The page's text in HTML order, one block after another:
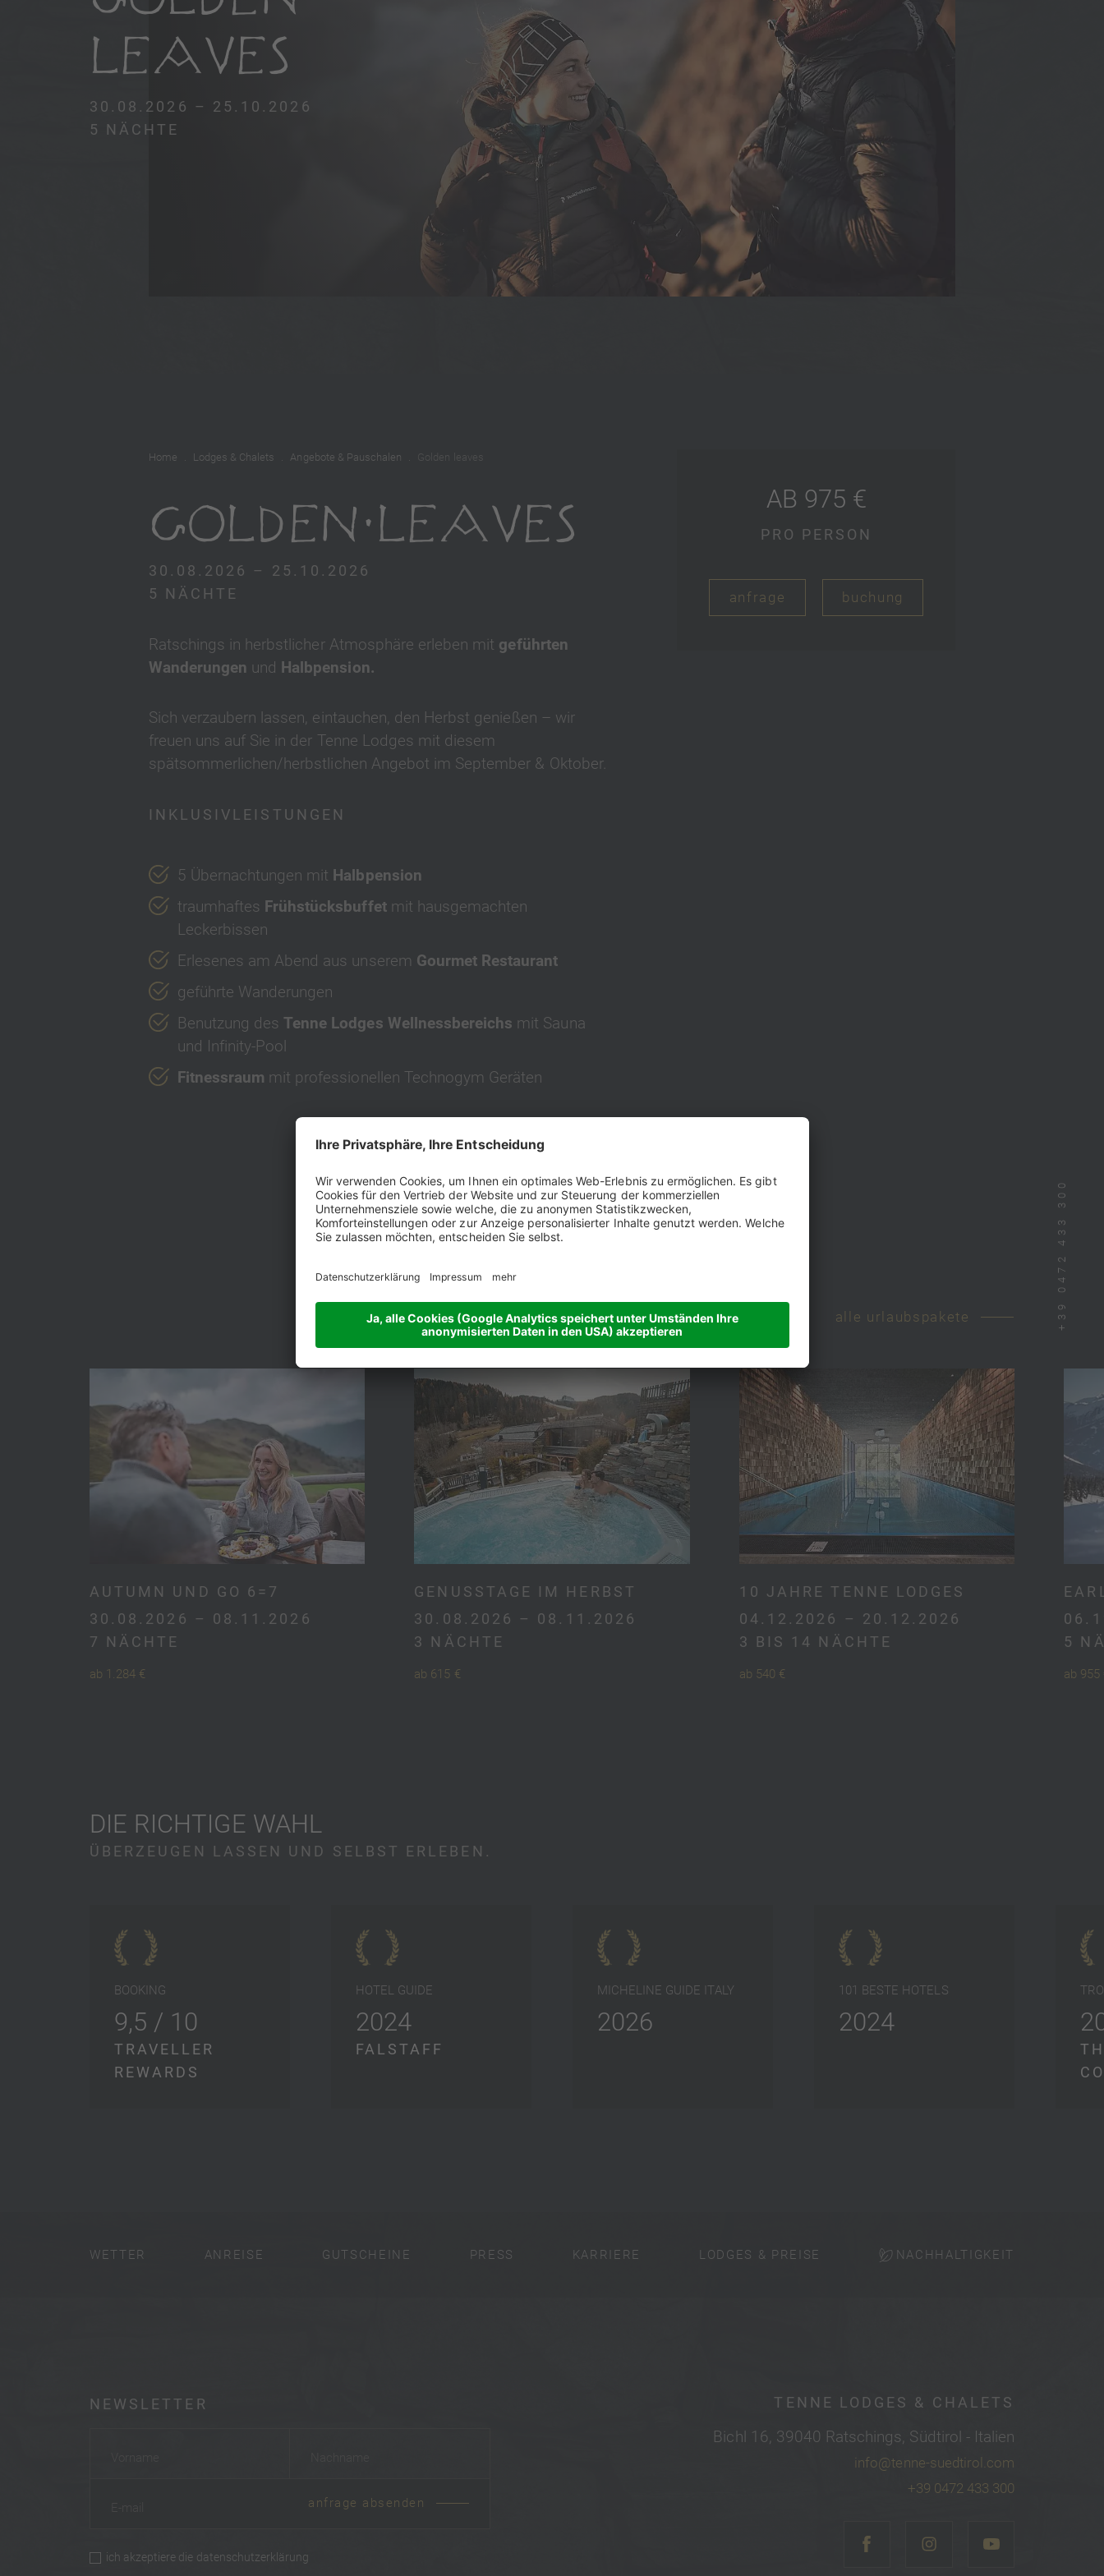
+39 0472 433 300
LEAVES
30.08.2026 – 25.10.2026
5 NÄCHTE
Home Lodges & Chalets Angebote & Pauschalen Golden leaves
GOLDEN LEAVES
30.08.2026 – 25.10.2026
5 NÄCHTE
Ratschings in herbstlicher Atmosphäre erleben mit geführten
Wanderungen und Halbpension.
Sich verzaubern lassen, eintauchen, den Herbst genießen – wir
freuen uns auf Sie in der Tenne Lodges mit diesem
spätsommerlichen/herbstlichen Angebot im September & Oktober.
INKLUSIVLEISTUNGEN
5 Übernachtungen mit Halbpension
traumhaftes Frühstücksbuffetmit hausgemachten
Leckerbissen
Erlesenes am Abend aus unserem Gourmet Restaurant
geführte Wanderungen
Benutzung des Tenne Lodges Wellnessbereichs mit Sauna
und Infinity-Pool
Fitnessraum mit professionellen Technogym Geräten
AB 975 €
PRO PERSON
anfrage buchung
alle urlaubspakete
AUTUMN UND GO 6=7
30.08.2026 – 08.11.2026
7 NÄCHTE
ab 1.284 €
GENUSSTAGE IM HERBST
30.08.2026 – 08.11.2026
3 NÄCHTE
ab 615 €
10 JAHRE TENNE LODGES
04.12.2026 – 20.12.2026
3 BIS 14 NÄCHTE
ab 540 €
5
ab 955
DIE RICHTIGE WAHL
ÜBERZEUGEN LASSEN UND SELBST ERLEBEN.
BOOKING
9,5 / 10
TRAVELLER
REWARDS
HOTEL GUIDE
2024
FALSTAFF
MICHELINE GUIDE ITALY
2026
101 BESTE HOTELS
2024
WETTER ANREISE GUTSCHEINE PRESS KARRIERE LODGES & PREISE NACHHALTIGKEIT
NEWSLETTER
privacy
ich akzeptiere die datenschutzerklärung
anfrage absenden
TENNE LODGES & CHALETS
Bichl 16, 39040 Ratschings, Südtirol - Italien
info@tenne-suedtirol.com
+39 0472 433 300